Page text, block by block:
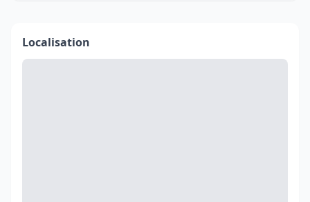
Localisation